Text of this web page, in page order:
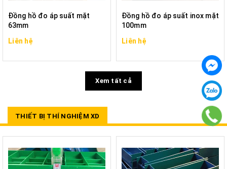
Đồng hồ đo áp suất mặt
63mm
Liên hệ
Đồng hồ đo áp suất inox mặt
100mm
Liên hệ
Xem tất cả
THIẾT BỊ THÍ NGHIỆM XD